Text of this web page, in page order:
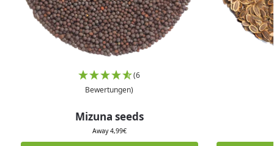
(6
Bewertungen)
Mizuna seeds
Away4,99€